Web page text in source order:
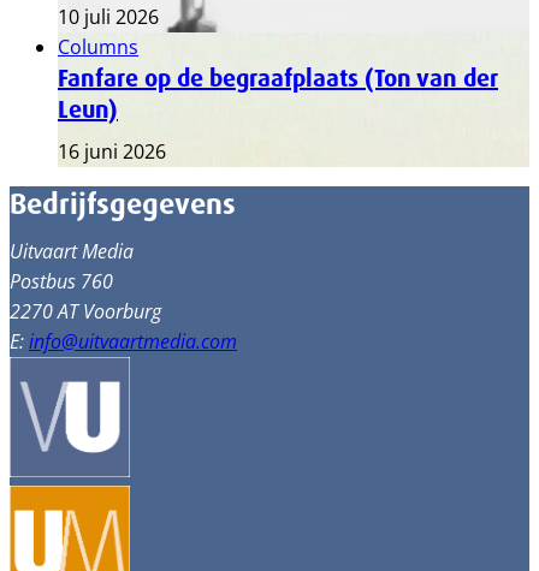
10 juli 2026
Columns
Fanfare op de begraafplaats (Ton van der
Leun)
16 juni 2026
Bedrijfsgegevens
Uitvaart Media
Postbus 760
2270 AT Voorburg
E:info@uitvaartmedia.com